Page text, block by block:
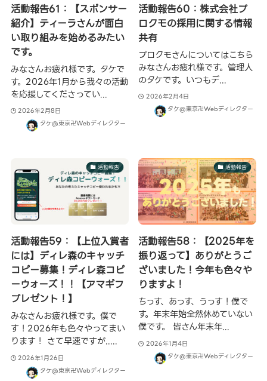
活動報告61：【スポンサー
紹介】ティーラさんが面白
い取り組みを始めるみたい
です。
みなさんお疲れ様です。タケで
す。2026年1月から我々の活動
を応援してくださってい...
2026年2月8日
タケ@東京卍Webディレクター
活動報告60：株式会社プ
ロクモの採用に関する情報
共有
プロクモさんについてはこちら
みなさんお疲れ様です。管理人
のタケです。いつもデ...
2026年2月4日
タケ@東京卍Webディレクター
活動報告
活動報告59：【上位入賞者
には】ディレ森のキャッチ
コピー募集！ディレ森コピ
ーウォーズ！！【アマギフ
プレゼント！】
みなさんお疲れ様です。僕で
す！2026年も色々やってまい
ります！ さて早速ですが.....
2026年1月26日
タケ@東京卍Webディレクター
活動報告
活動報告58：【2025年を
振り返って】ありがとうご
ざいました！今年も色々や
りますよ！
ちっす、あっす、うっす！僕で
す。年末年始全然休めていない
僕です。 皆さん年末年...
2026年1月4日
タケ@東京卍Webディレクター